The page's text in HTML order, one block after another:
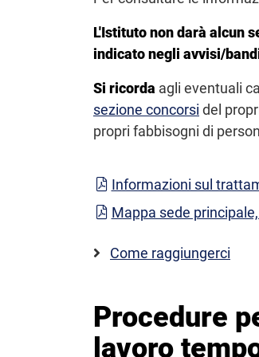
L'Istituto non darà alcun
indicato negli avvisi/
Si ricorda agli eventuali
sezione concorsi del
propri fabbisogni di
Informazioni sul
Mappa sede
Come raggiungerci
Procedure
lavoro